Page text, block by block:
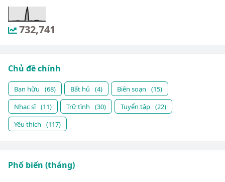
732,741
Chủ đề chính
Bạn hữu (68) Bất hủ (4) Biên soạn
(15)
Nhạc sĩ (11) Trữ tình (30) Tuyển tập (22)
Yêu thích
(117)
Phổ biến (tháng)